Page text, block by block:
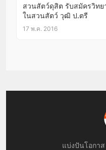
สวนสัตว์ดุสิต รับสมัครวิทย
ในสวนสัตว์ วุฒิ ป.ตรี
17 พ.ค. 2016
แบ่งปันโอกา